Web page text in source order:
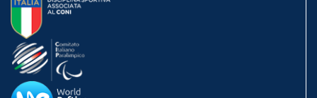
Media
Documenti